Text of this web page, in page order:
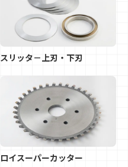
スリッタ－上刃・下刃
ロイスーパーカッター